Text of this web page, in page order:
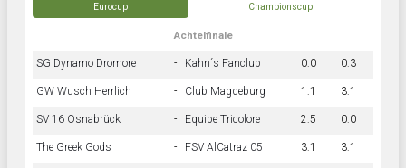
Eurocup Championscup
Achtelfinale
SG Dynamo Dromore - Kahn´s Fanclub 0:0 0:3
GW Wusch Herrlich - Club Magdeburg 1:1 3:1
SV 16 Osnabrück - Equipe Tricolore 2:5 0:0
The Greek Gods - FSV AlCatraz 05 3:1 3:1